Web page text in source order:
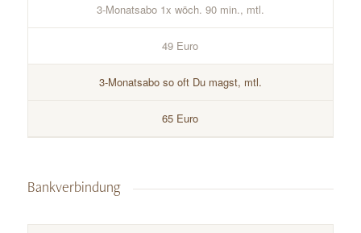
3-Monatsabo 1x wöch. 90 min., mtl.
49 Euro
3-Monatsabo so oft Du magst, mtl.
65 Euro
Bankverbindung